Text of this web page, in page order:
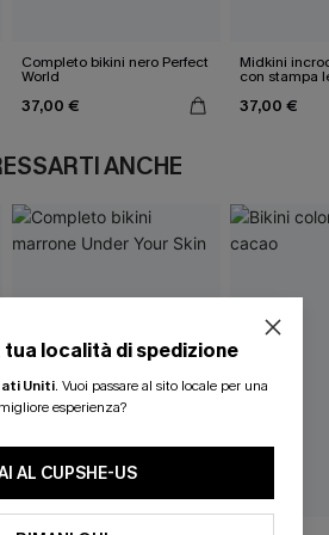
Completo bikini nero Perfect
World
37,00 €
Midkini
con stampa
37,00 €
ANCHE
tua località di spedizione
Uniti. Vuoi passare al sito locale per una
migliore esperienza?
AL CUPSHE-US